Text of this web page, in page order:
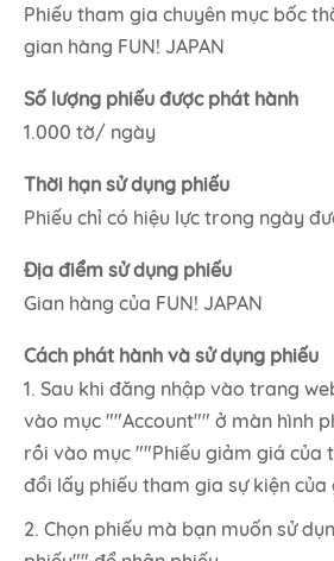
Phiếu tham gia chuyên mục bốc
gian hàng FUN! JAPAN
Số lượng phiếu được phát hành
1.000 tờ/ ngày
Thời hạn sử dụng phiếu
Phiếu chỉ có hiệu lực trong ngày
Địa điểm sử dụng phiếu
Gian hàng của FUN! JAPAN
Cách phát hành và sử dụng phiếu
1. Sau khi đăng nhập vào trang
vào mục ""Account"" ở màn hình
rồi vào mục ""Phiếu giảm giá của
đổi lấy phiếu tham gia sự kiện của
2. Chọn phiếu mà bạn muốn sử